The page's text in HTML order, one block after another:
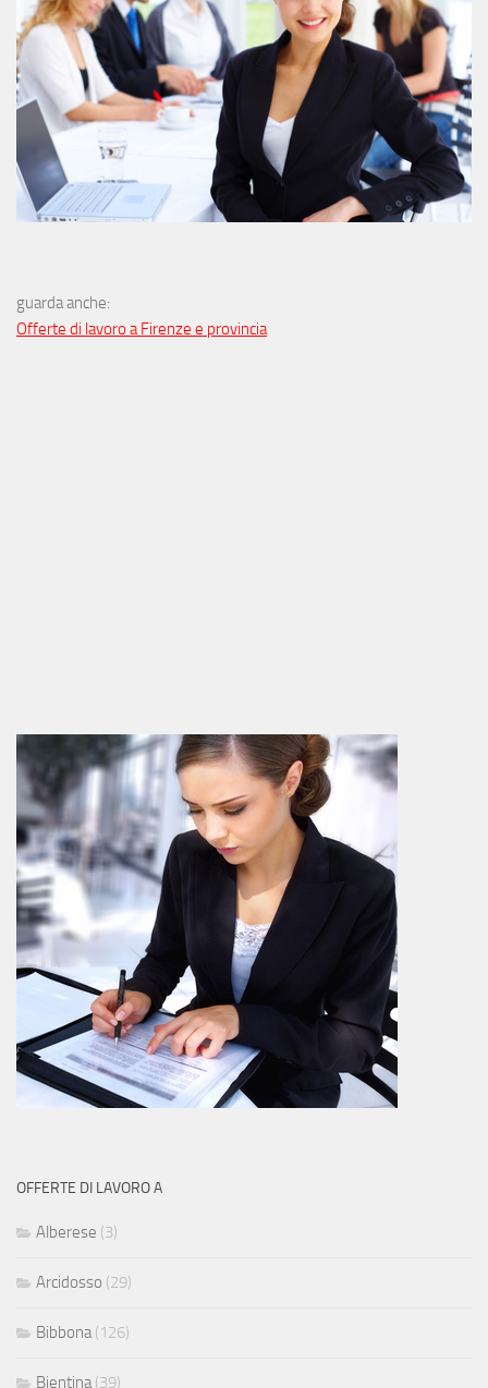
guarda anche:
Offerte di lavoro a Firenze e provincia
OFFERTE DI LAVORO A
Alberese (3)
Arcidosso (29)
Bibbona (126)
Bientina (39)